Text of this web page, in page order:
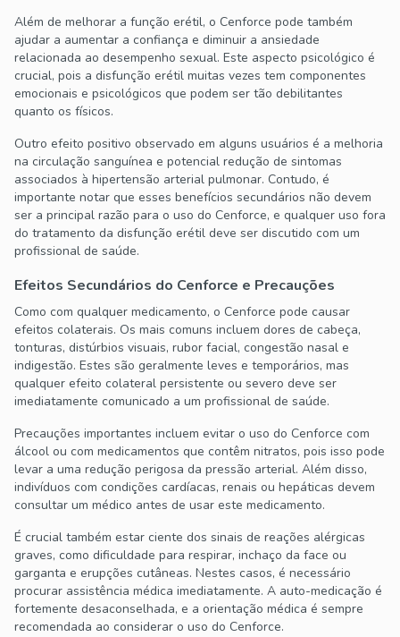
Além de melhorar a função erétil, o Cenforce pode também
ajudar a aumentar a confiança e diminuir a ansiedade
relacionada ao desempenho sexual. Este aspecto psicológico é
crucial, pois a disfunção erétil muitas vezes tem componentes
emocionais e psicológicos que podem ser tão debilitantes
quanto os físicos.
Outro efeito positivo observado em alguns usuários é a melhoria
na circulação sanguínea e potencial redução de sintomas
associados à hipertensão arterial pulmonar. Contudo, é
importante notar que esses benefícios secundários não devem
ser a principal razão para o uso do Cenforce, e qualquer uso fora
do tratamento da disfunção erétil deve ser discutido com um
profissional de saúde.
Efeitos Secundários do Cenforce e Precauções
Como com qualquer medicamento, o Cenforce pode causar
efeitos colaterais. Os mais comuns incluem dores de cabeça,
tonturas, distúrbios visuais, rubor facial, congestão nasal e
indigestão. Estes são geralmente leves e temporários, mas
qualquer efeito colateral persistente ou severo deve ser
imediatamente comunicado a um profissional de saúde.
Precauções importantes incluem evitar o uso do Cenforce com
álcool ou com medicamentos que contêm nitratos, pois isso pode
levar a uma redução perigosa da pressão arterial. Além disso,
indivíduos com condições cardíacas, renais ou hepáticas devem
consultar um médico antes de usar este medicamento.
É crucial também estar ciente dos sinais de reações alérgicas
graves, como dificuldade para respirar, inchaço da face ou
garganta e erupções cutâneas. Nestes casos, é necessário
procurar assistência médica imediatamente. A auto-medicação é
fortemente desaconselhada, e a orientação médica é sempre
recomendada ao considerar o uso do Cenforce.